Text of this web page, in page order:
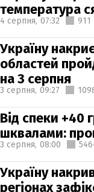
температура
4 серпня, 07:32 911
Україну
областей
на 3 серпня
3 серпня, 09:27
Від спеки +40
шквалами:
3 серпня, 08:00
Україну
регіонах